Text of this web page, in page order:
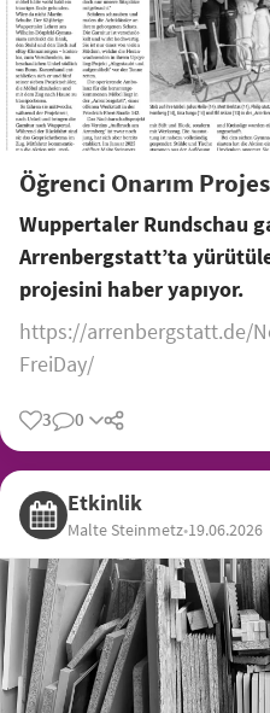
Öğrenci Onarım
Wuppertaler Rundschau
Arrenbergstatt’ta
projesini haber yapıyor.
https://arrenbergstatt.de/
FreiDay/
3 0
Etkinlik
Malte Steinmetz•19.06.2026